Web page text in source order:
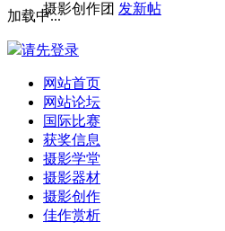
加载中...
请先登录
网站首页
网站论坛
国际比赛
获奖信息
摄影学堂
摄影器材
摄影创作
佳作赏析
摄影创作团 发新帖